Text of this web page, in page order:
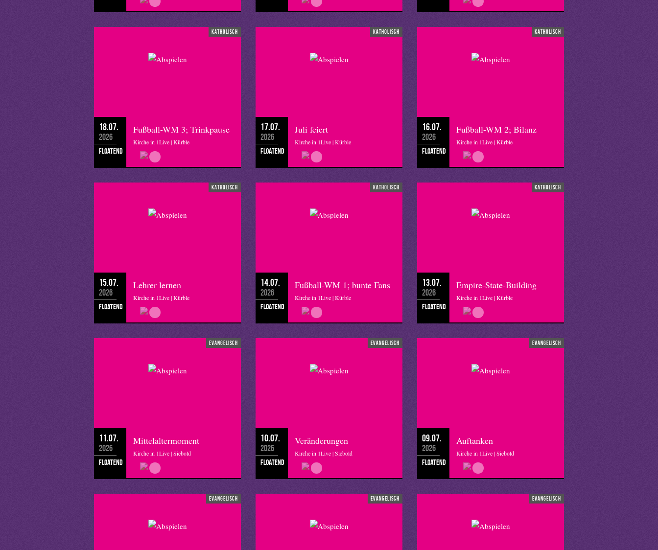
katholisch
18.07.
2026
floatend
Fußball-WM 3; Trinkpause
Kirche in 1Live | Kürble
katholisch
17.07.
2026
floatend
Juli feiert
Kirche in 1Live | Kürble
katholisch
16.07.
2026
floatend
Fußball-WM 2; Bilanz
Kirche in 1Live | Kürble
katholisch
15.07.
2026
floatend
Lehrer lernen
Kirche in 1Live | Kürble
katholisch
14.07.
2026
floatend
Fußball-WM 1; bunte Fans
Kirche in 1Live | Kürble
katholisch
13.07.
2026
floatend
Empire-State-Building
Kirche in 1Live | Kürble
evangelisch
11.07.
2026
floatend
Mittelaltermoment
Kirche in 1Live | Siebold
evangelisch
10.07.
2026
floatend
Veränderungen
Kirche in 1Live | Siebold
evangelisch
09.07.
2026
floatend
Auftanken
Kirche in 1Live | Siebold
evangelisch evangelisch evangelisch